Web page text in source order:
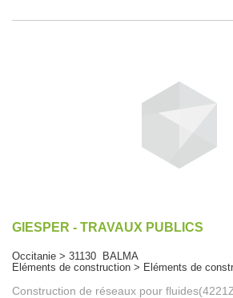
GIESPER - TRAVAUX PUBLICS
Occitanie > 31130 BALMA
Eléments de construction > Eléments de
Construction de réseaux pour